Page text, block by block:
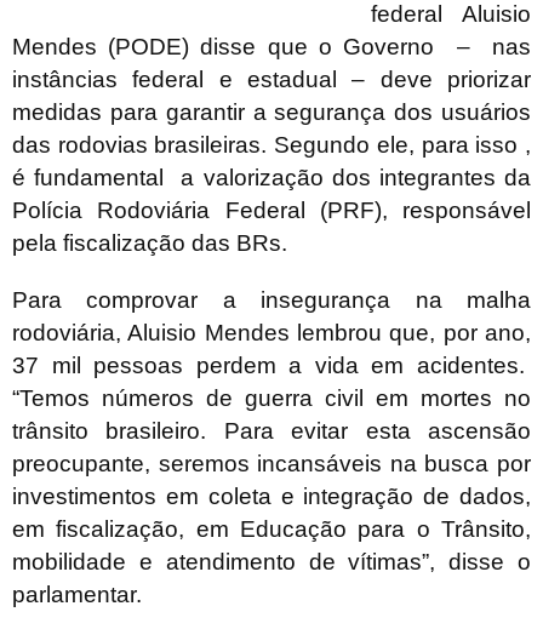
federal Aluisio
Mendes (PODE) disse que o Governo – nas
instâncias federal e estadual – deve priorizar
medidas para garantir a segurança dos usuários
das rodovias brasileiras. Segundo ele, para isso ,
é fundamental a valorização dos integrantes da
Polícia Rodoviária Federal (PRF), responsável
pela fiscalização das BRs.
Para comprovar a insegurança na malha
rodoviária, Aluisio Mendes lembrou que, por ano,
37 mil pessoas perdem a vida em acidentes.
“Temos números de guerra civil em mortes no
trânsito brasileiro. Para evitar esta ascensão
preocupante, seremos incansáveis na busca por
investimentos em coleta e integração de dados,
em fiscalização, em Educação para o Trânsito,
mobilidade e atendimento de vítimas”, disse o
parlamentar.